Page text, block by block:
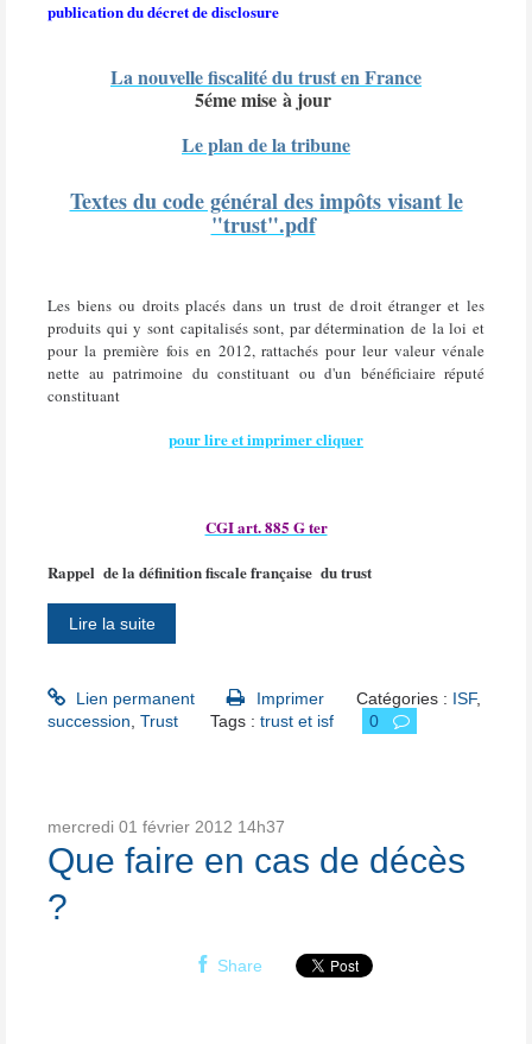
publication du décret de disclosure
La nouvelle fiscalité du trust en France
5éme mise à jour
Le plan de la tribune
Textes du code général des impôts visant le
"trust".pdf
Les biens ou droits placés dans un trust de droit étranger et les
produits qui y sont capitalisés sont, par détermination de la loi et
pour la première fois en 2012, rattachés pour leur valeur vénale
nette au patrimoine du constituant ou d'un bénéficiaire réputé
constituant
pour lire et imprimer cliquer
CGI art. 885 G ter
Rappel de la définition fiscale française du trust
Lire la suite
Lien permanent Imprimer Catégories : ISF,
succession Trust Tags :trust et isf 0
mercredi 01 février 2012 14h37
Que faire en cas de décès
?
Share